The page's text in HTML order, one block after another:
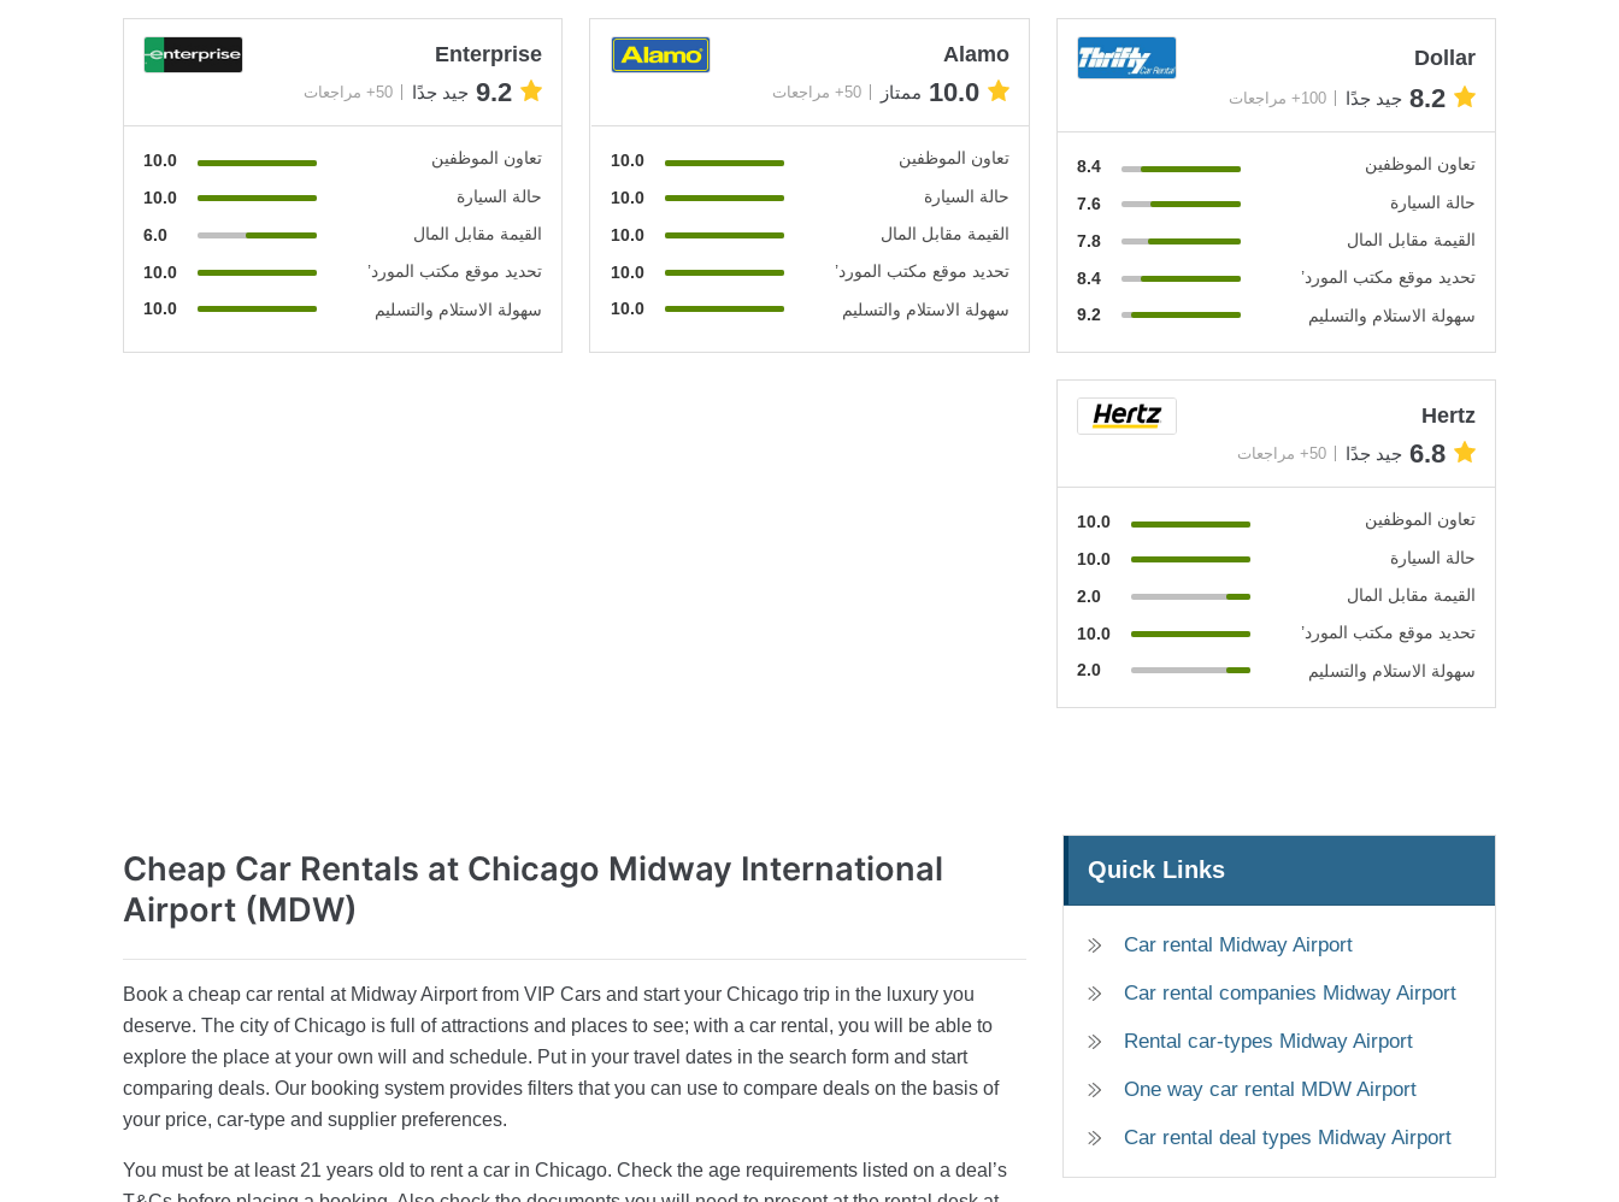
Dollar
8.2 جيد جدًا 100+ مراجعات
تعاون الموظفين
8.4
حالة السيارة
7.6
القيمة مقابل المال
7.8
تحديد موقع مكتب المورد’
8.4
سهولة الاستلام والتسليم
9.2
Alamo
10.0 ممتاز 50+ مراجعات
تعاون الموظفين
10.0
حالة السيارة
10.0
القيمة مقابل المال
10.0
تحديد موقع مكتب المورد’
10.0
سهولة الاستلام والتسليم
10.0
Enterprise
9.2 جيد جدًا 50+ مراجعات
تعاون الموظفين
10.0
حالة السيارة
10.0
القيمة مقابل المال
6.0
تحديد موقع مكتب المورد’
10.0
سهولة الاستلام والتسليم
10.0
Hertz
6.8 جيد جدًا 50+ مراجعات
تعاون الموظفين
10.0
حالة السيارة
10.0
القيمة مقابل المال
2.0
تحديد موقع مكتب المورد’
10.0
سهولة الاستلام والتسليم
2.0
Quick Links
Car rental Midway Airport
Car rental companies Midway Airport
Rental car-types Midway Airport
One way car rental MDW Airport
Car rental deal types Midway Airport
Cheap Car Rentals at Chicago Midway International
Airport (MDW)
Book a cheap car rental at Midway Airport from VIP Cars and start your Chicago trip in the luxury you
deserve. The city of Chicago is full of attractions and places to see; with a car rental, you will be able to
explore the place at your own will and schedule. Put in your travel dates in the search form and start
comparing deals. Our booking system provides filters that you can use to compare deals on the basis of
your price, car-type and supplier preferences.
You must be at least 21 years old to rent a car in Chicago. Check the age requirements listed on a deal’s